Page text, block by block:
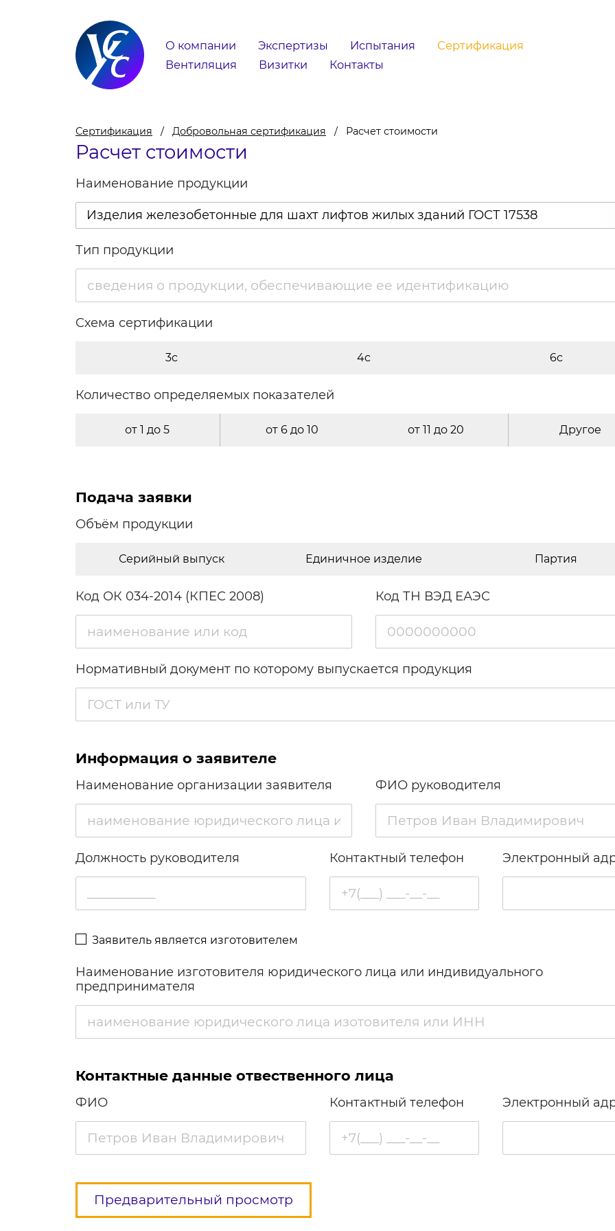
О компании Экспертизы Испытания
Сертификация
Вентиляция
Визитки Контакты
Сертификация Добровольная сертификация Расчет стоимости
Расчет стоимости
Наименование продукции
Изделия железобетонные для шахт лифтов жилых зданий ГОСТ 17538
Тип продукции
Cхема сертификации
3c 4c 6c
Количество определяемых показателей
от 1 до 5 от 6 до 10 от 11 до 20 Другое
Подача заявки
Объём продукции
Серийный выпуск Единичное изделие Партия
Код ОК 034-2014 (КПЕС 2008) Код ТН ВЭД ЕАЭС
Нормативный документ по которому выпускается продукция
Информация о заявителе
Наименование организации заявителя ФИО руководителя
Должность руководителя Контактный телефон Электронный
Заявитель является изготовителем
Наименование изготовителя юридического лица или индивидуального
предпринимателя
Контактные данные отвественного лица
ФИО Контактный телефон Электронный
Предварительный просмотр